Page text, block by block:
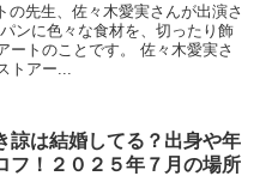
の先生、佐々木愛実さんが出演さ
ンに色々な食材を、切ったり飾
ートのことです。 佐々木愛実さ
トアー...
諒は結婚してる？出身や年
フ！２０２５年７月の場所